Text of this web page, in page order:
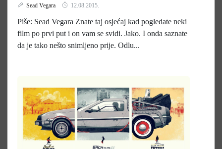
Sead Vegara 12.08.2015.
Piše: Sead Vegara Znate taj osjećaj kad pogledate neki
film po prvi put i on vam se svidi. Jako. I onda saznate
da je tako nešto snimljeno prije. Odlu...